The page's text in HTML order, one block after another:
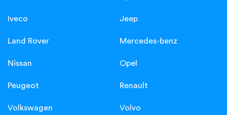
Iveco Jeep
Land Rover Mercedes-benz
Nissan Opel
Peugeot Renault
Volkswagen Volvo